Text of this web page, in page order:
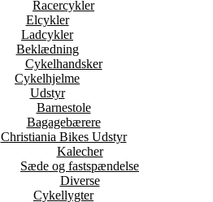
Racercykler
Elcykler
Ladcykler
Beklædning
Cykelhandsker
Cykelhjelme
Udstyr
Barnestole
Bagagebærere
Christiania Bikes Udstyr
Kalecher
Sæde og fastspændelse
Diverse
Cykellygter